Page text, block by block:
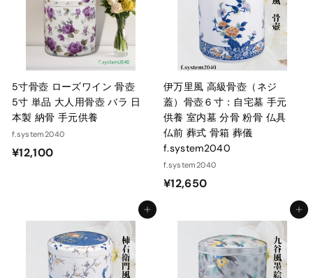
0
0
0
5寸骨壺 ローズワイン 骨壺
5寸 単品 大人用骨壺 バラ 日
本製 納骨 手元供養
f.system2040
¥12,100¥
1
0
0
伊万里風 高級骨壺（ネジ
蓋）骨壺６寸：自宅墓 手元
供養 室内墓 分骨 粉骨 仏具
仏前 葬式 骨箱 葬儀
f.system2040
f.system2040
¥12,650¥
2
,
6
5
カートに入れる カートに入れる